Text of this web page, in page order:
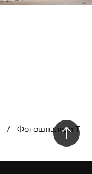
Фотошпалери